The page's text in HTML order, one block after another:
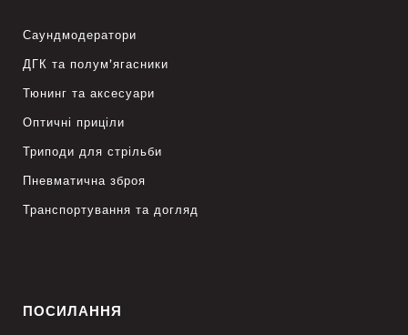
Саундмодератори
ДГК та полум’ягасники
Тюнинг та аксесуари
Оптичні приціли
Триподи для стрільби
Пневматична зброя
Транспортування та догляд
ПОСИЛАННЯ